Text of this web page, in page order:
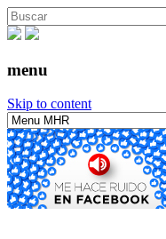
menu
Skip to content